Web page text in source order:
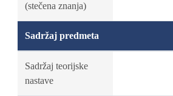
(stečena znanja)
Sadržaj predmeta
Sadržaj teorijske
nastave